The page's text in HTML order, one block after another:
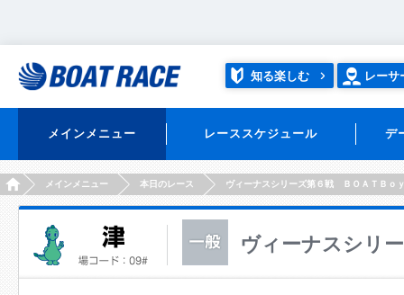
知る楽しむ レーサ
メインメニュー レーススケジュール デ
HOMEメインメニュー 本日のレース ヴィーナスシリーズ第６戦 ＢＯＡＴＢｏ
ヴィーナスシリ